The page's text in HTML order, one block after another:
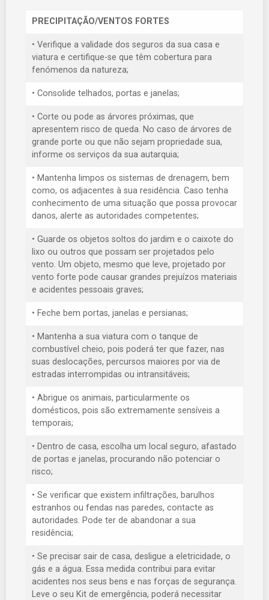
PRECIPITAÇÃO/VENTOS FORTES
• Verifique a validade dos seguros da sua casa e
viatura e certifique-se que têm cobertura para
fenómenos da natureza;
• Consolide telhados, portas e janelas;
• Corte ou pode as árvores próximas, que
apresentem risco de queda. No caso de árvores de
grande porte ou que não sejam propriedade sua,
informe os serviços da sua autarquia;
• Mantenha limpos os sistemas de drenagem, bem
como, os adjacentes à sua residência. Caso tenha
conhecimento de uma situação que possa provocar
danos, alerte as autoridades competentes;
• Guarde os objetos soltos do jardim e o caixote do
lixo ou outros que possam ser projetados pelo
vento. Um objeto, mesmo que leve, projetado por
vento forte pode causar grandes prejuízos materiais
e acidentes pessoais graves;
• Feche bem portas, janelas e persianas;
• Mantenha a sua viatura com o tanque de
combustível cheio, pois poderá ter que fazer, nas
suas deslocações, percursos maiores por via de
estradas interrompidas ou intransitáveis;
• Abrigue os animais, particularmente os
domésticos, pois são extremamente sensíveis a
temporais;
• Dentro de casa, escolha um local seguro, afastado
de portas e janelas, procurando não potenciar o
risco;
• Se verificar que existem infiltrações, barulhos
estranhos ou fendas nas paredes, contacte as
autoridades. Pode ter de abandonar a sua
residência;
• Se precisar sair de casa, desligue a eletricidade, o
gás e a água. Essa medida contribui para evitar
acidentes nos seus bens e nas forças de segurança.
Leve o seu Kit de emergência, poderá necessitar